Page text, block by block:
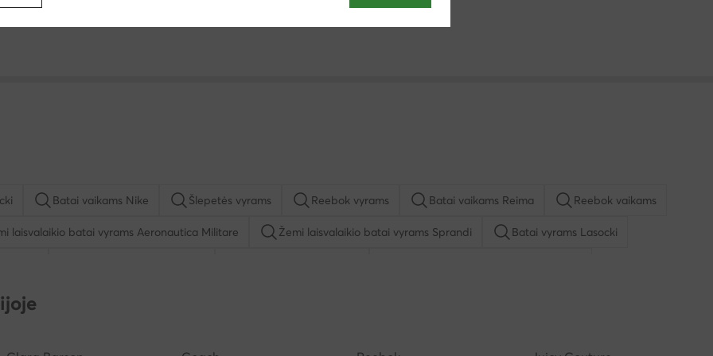
Batai vaikams Nike Šlepetės vyrams Reebok vyrams Batai vaikams Reima Reebok vaikams
laisvalaikio batai vyrams Aeronautica Militare Žemi laisvalaikio batai vyrams Sprandi Batai vyrams Lasocki
vyrams